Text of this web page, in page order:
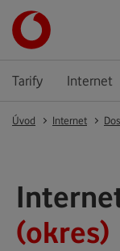
Tarify Internet
Úvod Internet
(okres)